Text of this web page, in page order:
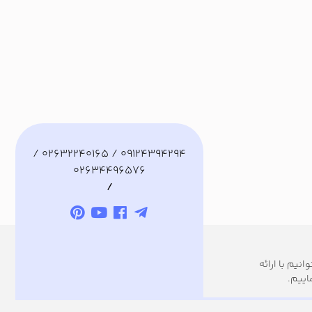
با ارائه
09124394294 / 02632240165 /
02634496576
/